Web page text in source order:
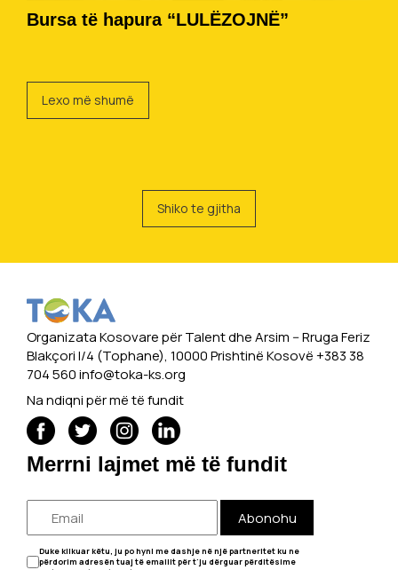
Bursa të hapura “LULËZOJNË”
Lexo më shumë
Shiko te gjitha
Organizata Kosovare për Talent dhe Arsim -- Rruga Feriz
Blakçori I/4 (Tophane), 10000 Prishtinë Kosovë +383 38
704 560info@toka-ks.org
Na ndiqni për më të fundit
Merrni lajmet më të fundit
Abonohu
Duke klikuar këtu, ju po hyni me dashje në një partneritet ku ne
përdorim adresën tuaj të emailit për t'ju dërguar përditësime